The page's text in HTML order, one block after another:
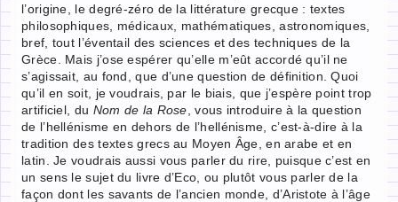
l’origine, le degré-zéro de la littérature grecque : textes
philosophiques, médicaux, mathématiques, astronomiques,
bref, tout l’éventail des sciences et des techniques de la
Grèce. Mais j’ose espérer qu’elle m’eût accordé qu’il ne
s’agissait, au fond, que d’une question de définition. Quoi
qu’il en soit, je voudrais, par le biais, que j’espère point trop
artificiel, du Nom de la Rose , vous introduire à la question
de l’hellénisme en dehors de l’hellénisme, c’est-à-dire à la
tradition des textes grecs au Moyen Âge, en arabe et en
latin. Je voudrais aussi vous parler du rire, puisque c’est en
un sens le sujet du livre d’Eco, ou plutôt vous parler de la
façon dont les savants de l’ancien monde, d’Aristote à l’âge